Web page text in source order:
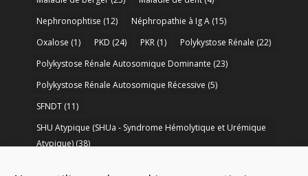
Nephronophtise (12) Néphropathie à Ig A(15)
Oxalose (1) PKD (24) PKR(1) Polykystose Rénale (22)
Polykystose Rénale Autosomique Dominante (23)
Polykystose Rénale Autosomique Récessive (5)
SFNDT(11)
SHU Atypique (SHUa - Syndrome Hémolytique et Urémique
Atypique)(38)